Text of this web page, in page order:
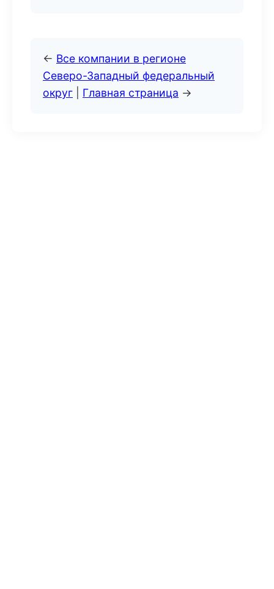
← Все компании в регионе
Северо-Западный федеральный
округ
Главная страница →